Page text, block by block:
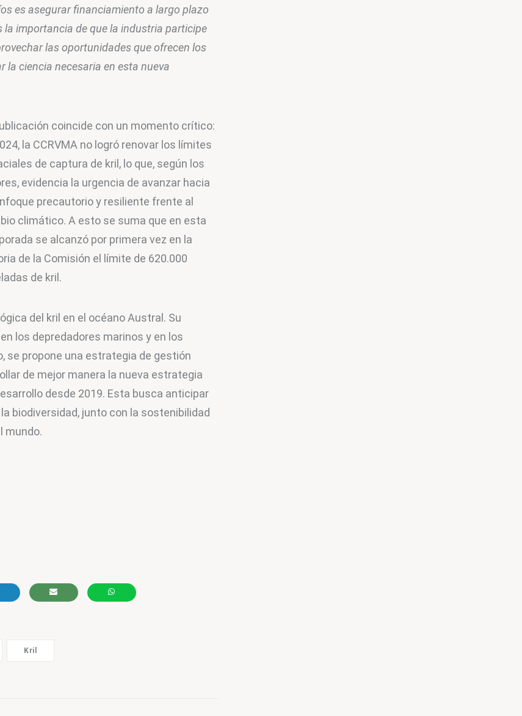
es asegurar financiamiento a largo plazo
importancia de que la industria participe
las oportunidades que ofrecen los
ciencia necesaria en esta nueva
coincide con un momento crítico:
la CCRVMA no logró renovar los límites
de captura de kril, lo que, según los
evidencia la urgencia de avanzar hacia
precautorio y resiliente frente al
climático. A esto se suma que en esta
se alcanzó por primera vez en la
de la Comisión el límite de 620.000
de kril.
del kril en el océano Austral. Su
los depredadores marinos y en los
se propone una estrategia de gestión
de mejor manera la nueva estrategia
desde 2019. Esta busca anticipar
biodiversidad, junto con la sostenibilidad
mundo.
Kril